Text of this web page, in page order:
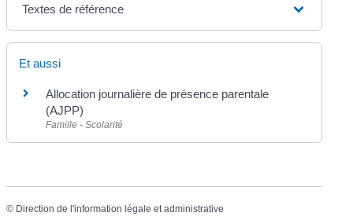
Textes de référence
Et aussi
Allocation journalière de présence parentale
(AJPP)
Famille - Scolarité
© Direction de l'information légale et administrative